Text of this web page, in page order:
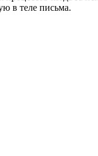
в теле письма.